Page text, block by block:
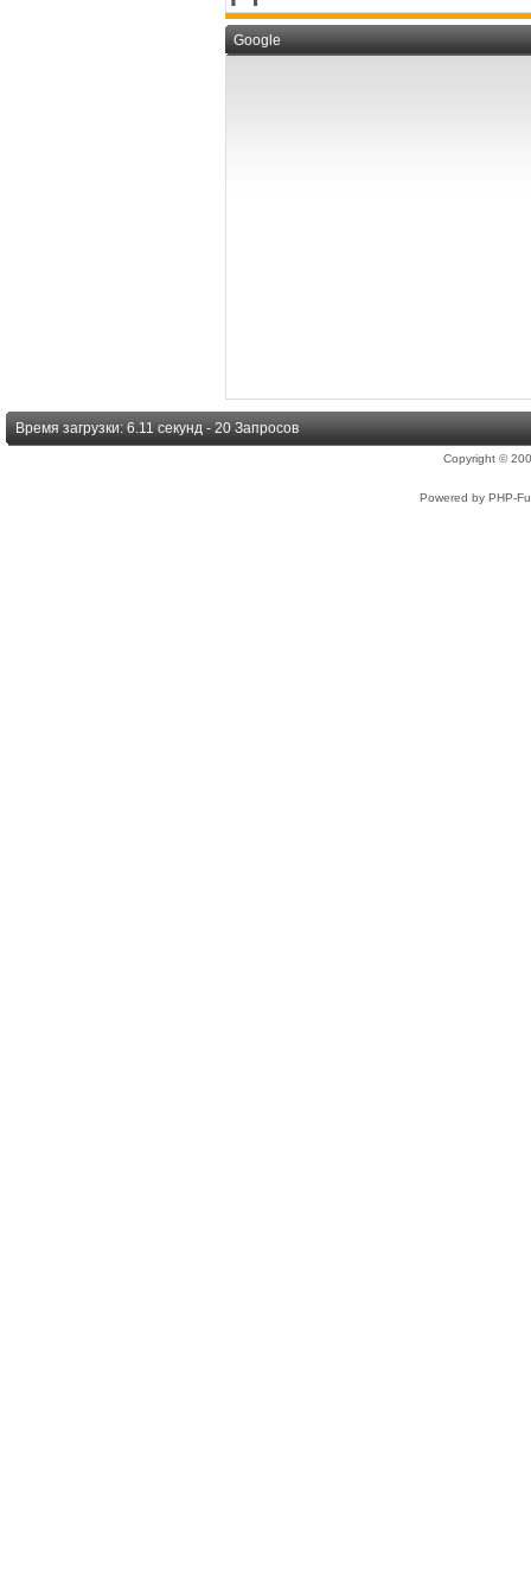
Google
Время загрузки: 6.11 секунд - 20 Запросов
Copyright ©
Powered by PHP-